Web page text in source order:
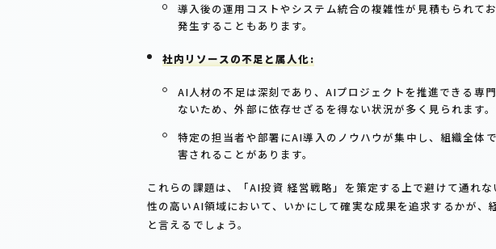
導入後の運用コストやシステム統合の複雑性が見積もられて
発生することもあります。
社内リソースの不足と属人化:
AI人材の不足は深刻であり、AIプロジェクトを推進できる専
ないため、外部に依存せざるを得ない状況が多く見られます。
特定の担当者や部署にAI導入のノウハウが集中し、組織全体
害されることがあります。
これらの課題は、「AI投資 経営戦略」を策定する上で避けて通れ
性の高いAI領域において、いかにして確実な成果を追求するかが、
と言えるでしょう。